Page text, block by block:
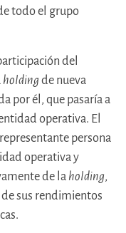
todo el grupo
del
holding de nueva
por él, que pasaría a
operativa. El
persona
operativa y
de la holding,
sus rendimientos